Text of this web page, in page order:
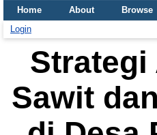
Home About Browse
Login
Strategi
Sawit